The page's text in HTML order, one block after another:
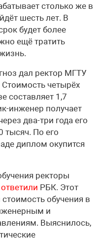
столько же в
шесть лет. В
будет более
ещё тратить
дал ректор МГТУ
четырёх
составляет 1,7
инженер получает
два-три года его
тысяч. По его
диплом окупится
ректоры
ответили РБК. Этот
обучения в
и
Выяснилось,